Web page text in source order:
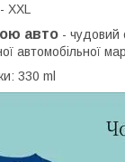
XXL
авто - чудовий
автомобільної
330 ml